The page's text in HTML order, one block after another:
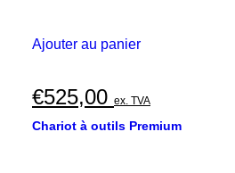
Ajouter au panier
€525,00 ex. TVA
Chariot à outils Premium